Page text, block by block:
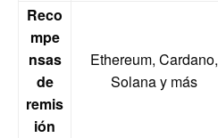
Reco
mpe
nsas
de
remis
ión
Ethereum, Cardano,
Solana y más